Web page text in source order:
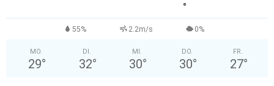
°
55% 2.2m/s 0%
MO.
29°
DI.
32°
MI.
30°
DO.
30°
FR.
27°